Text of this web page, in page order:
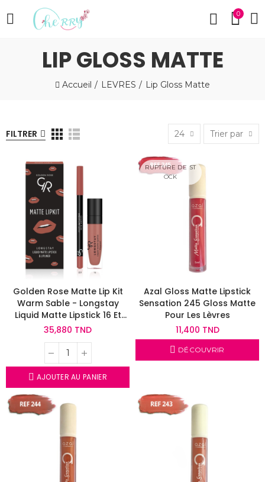
0
LIP GLOSS MATTE
Accueil LEVRES Lip Gloss Matte
FILTRER 24 Trier par
Golden Rose Matte Lip Kit
Warm Sable - Longstay
Liquid Matte Lipstick 16 Et
Dream Lips Lipliner 531
35,880 TND
AJOUTER AU PANIER
RUPTURE DE ST
OCK
Azal Gloss Matte Lipstick
Sensation 245 Gloss Matte
Pour Les Lèvres
11,400 TND
DÉCOUVRIR